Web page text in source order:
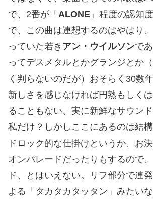
で、2番が「 ALONE 」程度の認知
で、この曲は連想するのはやはり
っていた若き アン・ウイルソンで
ってデスメタルとかグランジとか
く判らないのだが）おそらく30数
新しさを感じなければ円熟もしく
ることもない、実に新鮮なサウン
私だけ？しかしここにあるのは結
ドロック的な仕掛けというか、お
オンパレードだったりもするので
ド、とはいえない。リフ部分で連
よる「タカタカタッタン」みたい